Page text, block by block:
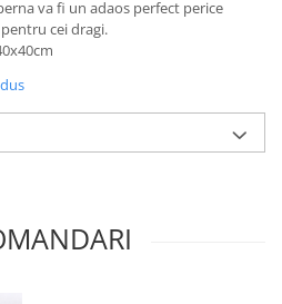
va fi un adaos perfect perice
cei dragi.